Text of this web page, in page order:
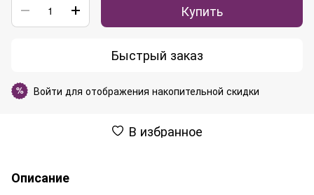
Купить
Быстрый заказ
% Войти для отображения накопительной скидки
В избранное
Описание